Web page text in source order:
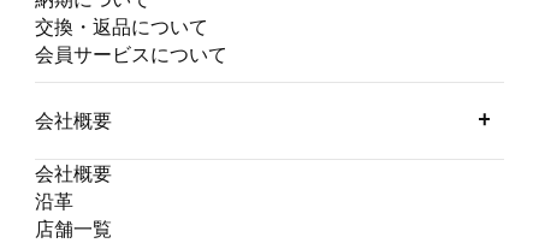
交換・返品について
会員サービスについて
会社概要
会社概要
沿革
店舗一覧